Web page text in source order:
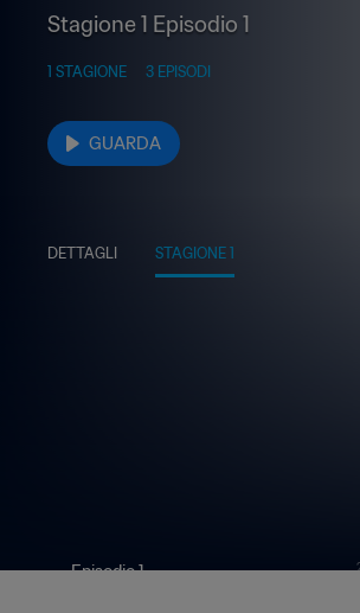
Stagione 1 Episodio 1
1 STAGIONE 3 EPISODI
GUARDA
DETTAGLI STAGIONE 1
Episodio 1